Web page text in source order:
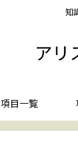
知
アリ
項目一覧